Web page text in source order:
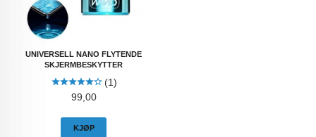
UNIVERSELL NANO FLYTENDE
SKJERMBESKYTTER
(1)
Pris
99,00
KJØP